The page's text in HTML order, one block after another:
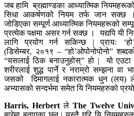
जब हामि ब्रह्माण्डका आध्यात्मिक नियमहरूको
सिधा आकर्षणको नियम तर्फ जान
जोडिएका सम्पूर्ण आध्यात्मिक नियमहरूको
प्रत्येक पक्षमा असर गर्न सक्छ । यद्यपि यी
लागि प्रयोग गर्न सकिन्छ | प्रायः
(डिसेम्बर, २०१९ – “हो’ओपोनोपोनो”
“यसलाई ठिक बनाउनुहोस्” हो | यो एउटा
शरीरलाई शुद्ध पार्ने र नराम्रो सम्झना वा
जसको दिमागलाई नकारात्मक धुन
अभ्यासको सन्दर्भमा समेत यि नियमहरुको
Harris, Herbertले The Twelve